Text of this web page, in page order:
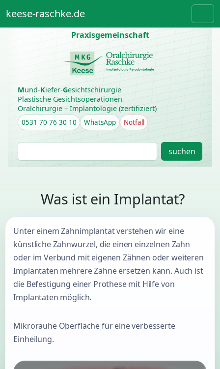
keese-raschke.de
Praxisgemeinschaft
Mund-Kiefer-Gesichtschirurgie
Plastische Gesichtsoperationen
Oralchirurgie – Implantologie (zertifiziert)
0531 70 76 30 10 WhatsApp Notfall
S
u
c
suchen
Was ist ein Implantat?
Unter einem Zahnimplantat verstehen wir eine
künstliche Zahnwurzel, die einen einzelnen Zahn
oder im Verbund mit eigenen Zähnen oder weiteren
Implantaten mehrere Zähne ersetzen kann. Auch ist
die Befestigung einer Prothese mit Hilfe von
Implantaten möglich.
Mikrorauhe Oberfläche für eine verbesserte
Einheilung.